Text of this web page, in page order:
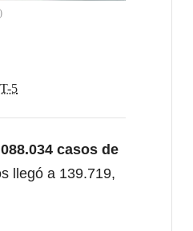
)
5
casos de
llegó a 139.719,